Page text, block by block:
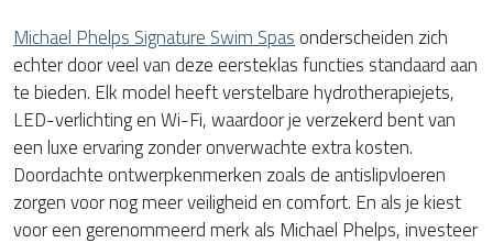
Michael Phelps Signature Swim Spasonderscheiden zich
echter door veel van deze eersteklas functies standaard aan
te bieden. Elk model heeft verstelbare hydrotherapiejets,
LED-verlichting en Wi-Fi, waardoor je verzekerd bent van
een luxe ervaring zonder onverwachte extra kosten.
Doordachte ontwerpkenmerken zoals de antislipvloeren
zorgen voor nog meer veiligheid en comfort. En als je kiest
voor een gerenommeerd merk als Michael Phelps, investeer